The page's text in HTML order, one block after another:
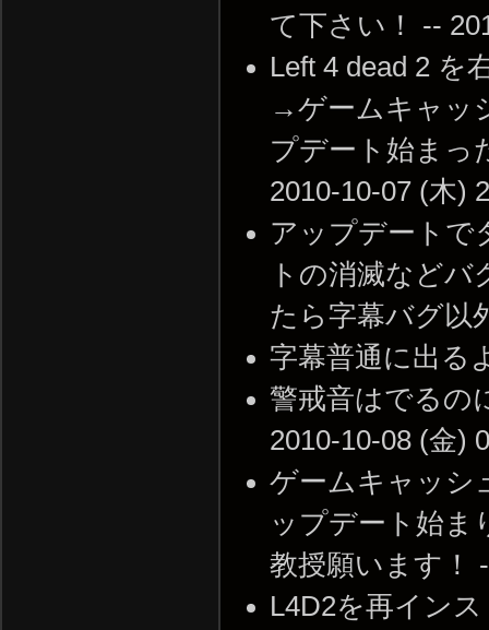
て下さい！ --
Left 4 dead 2
→ゲームキャ
プデート始ま
2010-10-07 (木)
アップデートで
トの消滅など
たら字幕バグ以
字幕普通に出る
警戒音はでるの
2010-10-08 (金)
ゲームキャッシ
ップデート始ま
教授願います！
L4D2を再イン